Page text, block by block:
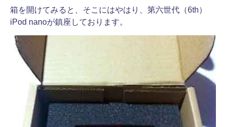
箱を開けてみると、 そこにはやはり、第六世代（6th）
iPod nanoが鎮座しております。